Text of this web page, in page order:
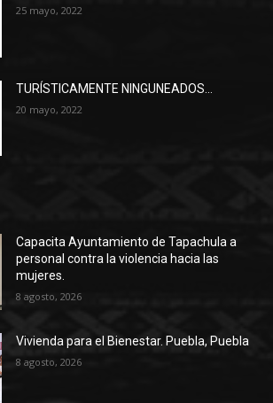
25 mayo, 2022
TURÍSTICAMENTE NINGUNEADOS…
20 mayo, 2022
Capacita Ayuntamiento de Tapachula a
personal contra la violencia hacia las
mujeres.
8 agosto, 2026
Vivienda para el Bienestar. Puebla, Puebla
8 agosto, 2026